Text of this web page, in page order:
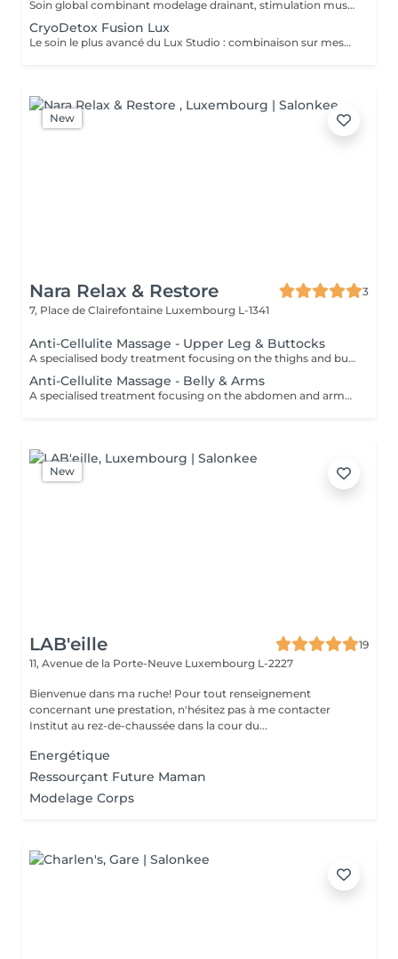
Soin global combinant modelage drainant, stimulation musculaire et activation du métabolisme. Idéal pour remodeler et raffermir la silhouette.
CryoDetox Fusion Lux
Le soin le plus avancé du Lux Studio : combinaison sur mesure de toutes les technologies disponibles (1Cryolipolyse, ou EMS, RF, LipoLaser, Endermo, LED). Résultat immédiat avec jusqu'à -3 cm par séance et une peau plus tonique dès la première application.
New
Nara Relax & Restore
3
7, Place de Clairefontaine Luxembourg L-1341
Anti-Cellulite Massage - Upper Leg & Buttocks
A specialised body treatment focusing on the thighs and buttocks using intensive massage techniques designed to stimulate circulation and work the underlying tissues. This targeted treatment helps improve skin appearance, support tissue tone, and leave the treated areas feeling smoother, firmer, and revitalised.
Anti-Cellulite Massage - Belly & Arms
A specialised treatment focusing on the abdomen and arms using targeted massage techniques designed to stimulate circulation and support the skin's natural appearance. This intensive treatment helps improve tissue tone, enhance skin texture, and leave the treated areas feeling smoother, more supple, and refreshed.
New
LAB'eille
19
11, Avenue de la Porte-Neuve Luxembourg L-2227
Bienvenue dans ma ruche! Pour tout renseignement
concernant une prestation, n'hésitez pas à me contacter
Institut au rez-de-chaussée dans la cour du...
Energétique
Ressourçant Future Maman
Modelage Corps